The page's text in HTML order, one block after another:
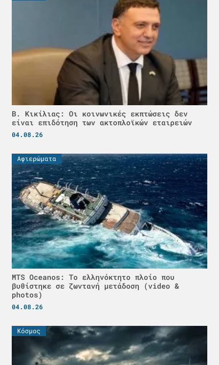
Β. Κικίλιας: Οι κοινωνικές εκπτώσεις δεν
είναι επιδότηση των ακτοπλοϊκών εταιρειών
04.08.26
Αφιερώματα
MTS Oceanos: Το ελληνόκτητο πλοίο που
βυθίστηκε σε ζωντανή μετάδοση (video &
photos)
04.08.26
Κόσμος